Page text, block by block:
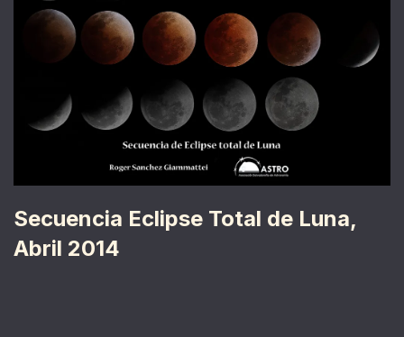
Secuencia Eclipse Total de Luna,
Abril 2014